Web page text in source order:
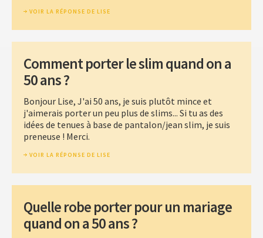
VOIR LA RÉPONSE DE LISE
Comment porter le slim quand on a
50 ans ?
Bonjour Lise, J'ai 50 ans, je suis plutôt mince et
j'aimerais porter un peu plus de slims... Si tu as des
idées de tenues à base de pantalon/jean slim, je suis
preneuse ! Merci.
VOIR LA RÉPONSE DE LISE
Quelle robe porter pour un mariage
quand on a 50 ans ?